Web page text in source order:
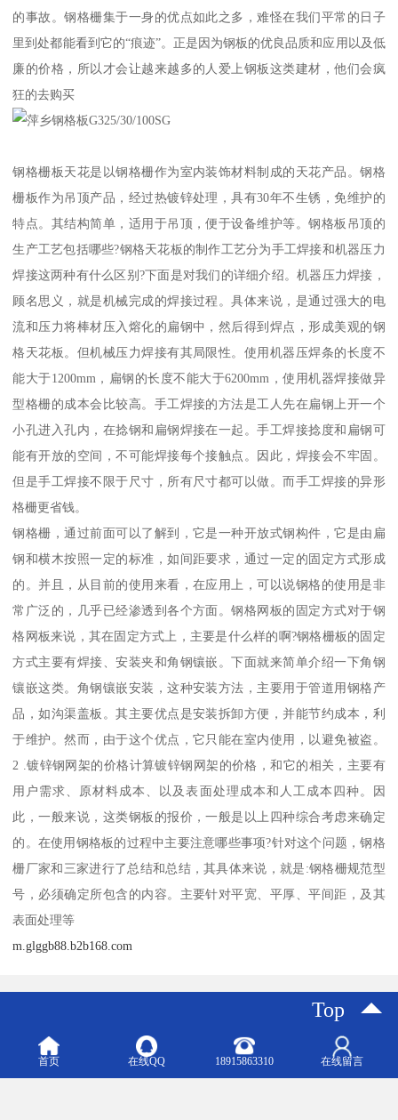
的事故。钢格栅集于一身的优点如此之多，难怪在我们平常的日子
里到处都能看到它的“痕迹”。正是因为钢板的优良品质和应用以及低
廉的价格，所以才会让越来越多的人爱上钢板这类建材，他们会疯
狂的去购买
钢格栅板天花是以钢格栅作为室内装饰材料制成的天花产品。钢格
栅板作为吊顶产品，经过热镀锌处理，具有30年不生锈，免维护的
特点。其结构简单，适用于吊顶，便于设备维护等。钢格板吊顶的
生产工艺包括哪些?钢格天花板的制作工艺分为手工焊接和机器压力
焊接这两种有什么区别?下面是对我们的详细介绍。机器压力焊接，
顾名思义，就是机械完成的焊接过程。具体来说，是通过强大的电
流和压力将棒材压入熔化的扁钢中，然后得到焊点，形成美观的钢
格天花板。但机械压力焊接有其局限性。使用机器压焊条的长度不
能大于1200mm，扁钢的长度不能大于6200mm，使用机器焊接做异
型格栅的成本会比较高。手工焊接的方法是工人先在扁钢上开一个
小孔进入孔内，在捻钢和扁钢焊接在一起。手工焊接捻度和扁钢可
能有开放的空间，不可能焊接每个接触点。因此，焊接会不牢固。
但是手工焊接不限于尺寸，所有尺寸都可以做。而手工焊接的异形
格栅更省钱。
钢格栅，通过前面可以了解到，它是一种开放式钢构件，它是由扁
钢和横木按照一定的标准，如间距要求，通过一定的固定方式形成
的。并且，从目前的使用来看，在应用上，可以说钢格的使用是非
常广泛的，几乎已经渗透到各个方面。钢格网板的固定方式对于钢
格网板来说，其在固定方式上，主要是什么样的啊?钢格栅板的固定
方式主要有焊接、安装夹和角钢镶嵌。下面就来简单介绍一下角钢
镶嵌这类。角钢镶嵌安装，这种安装方法，主要用于管道用钢格产
品，如沟渠盖板。其主要优点是安装拆卸方便，并能节约成本，利
于维护。然而，由于这个优点，它只能在室内使用，以避免被盗。
2 .镀锌钢网架的价格计算镀锌钢网架的价格，和它的相关，主要有
用户需求、原材料成本、以及表面处理成本和人工成本四种。因
此，一般来说，这类钢板的报价，一般是以上四种综合考虑来确定
的。在使用钢格板的过程中主要注意哪些事项?针对这个问题，钢格
栅厂家和三家进行了总结和总结，其具体来说，就是:钢格栅规范型
号，必须确定所包含的内容。主要针对平宽、平厚、平间距，及其
表面处理等
m.glggb88.b2b168.com
Top
主营产品：无锡钢格板 钢格板安装夹 复合钢格板 插接钢格板 平台钢格板 异形钢格板
版权所有：常州市格美瑞钢格板有限公司
首页 在线QQ 18915863310 在线留言